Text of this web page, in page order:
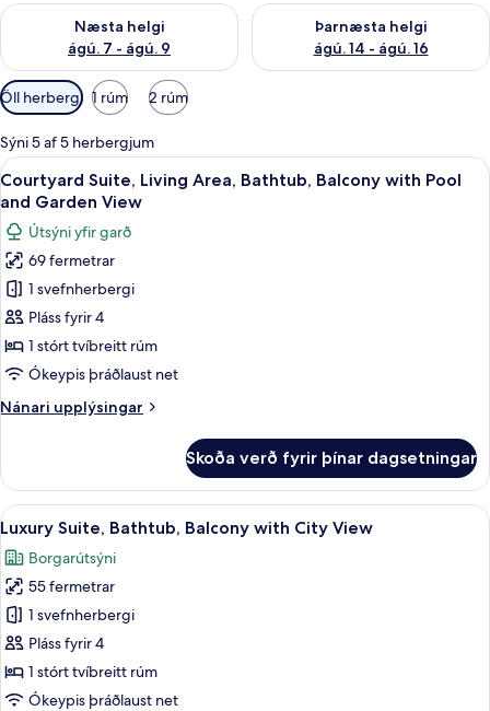
Næsta helgi
ágú. 7 - ágú. 9
Athuga framboð næstu helgi ágú. 7 - ágú. 9
Þarnæsta helgi
ágú. 14 - ágú. 16
Athuga framboð þarnæstu
Síur
í
boði
fyrir
herbergi
Öll herbergi 1 rúm 2 rúm
Sýni 5 af 5 herbergjum
Skoða
allar
myndir
fyrir
Courtyard
Suite,
Living
Area,
Bathtub,
with
Garden
View
Courtyard Suite, Living Area,
17
Courtyard Suite, Living Area, Bathtub, Balcony with Pool
and Garden View
Útsýni yfir garð
69 fermetrar
1 svefnherbergi
Pláss fyrir 4
1 stórt tvíbreitt rúm
Ókeypis þráðlaust net
Nánari upplýsingar
Nánari
Suite,
Living
Area,
Bathtub,
Balcony
with
Pool
and
Garden
View
Skoða verð fyrir þínar dagsetningar
Skoða
allar
myndir
fyrir
Luxury
Suite,
Bathtub,
Balcony
Luxury Suite, Bathtub, Balcony with
13
Luxury Suite, Bathtub, Balcony with City View
Borgarútsýni
55 fermetrar
1 svefnherbergi
Pláss fyrir 4
1 stórt tvíbreitt rúm
Ókeypis þráðlaust net